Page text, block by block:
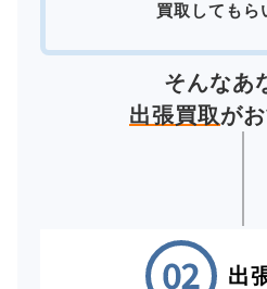
買取してもら
そんなあ
出張買取が
出